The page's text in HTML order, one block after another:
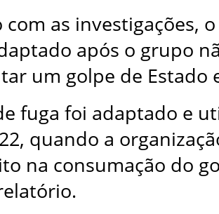
com as investigações,
após o grupo
um golpe de Estado
fuga foi adaptado e
quando a
na consumação do